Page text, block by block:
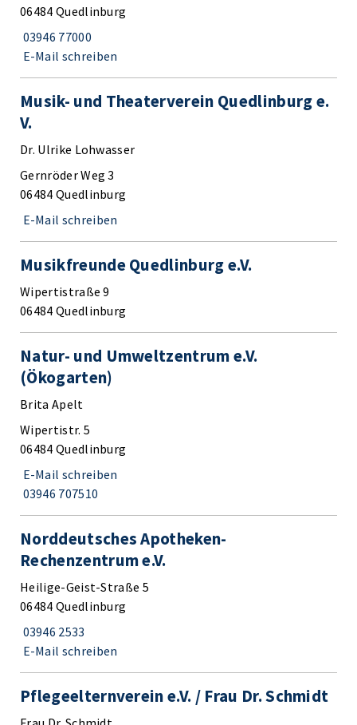
06484 Quedlinburg
03946 77000
E-Mail schreiben
Musik- und Theaterverein Quedlinburg e.
V.
Dr. Ulrike Lohwasser
Gernröder Weg 3
06484 Quedlinburg
E-Mail schreiben
Musikfreunde Quedlinburg e.V.
Wipertistraße 9
06484 Quedlinburg
Natur- und Umweltzentrum e.V.
(Ökogarten)
Brita Apelt
Wipertistr. 5
06484 Quedlinburg
E-Mail schreiben
03946 707510
Norddeutsches Apotheken-
Rechenzentrum e.V.
Heilige-Geist-Straße 5
06484 Quedlinburg
03946 2533
E-Mail schreiben
Pflegeelternverein e.V. / Frau Dr. Schmidt